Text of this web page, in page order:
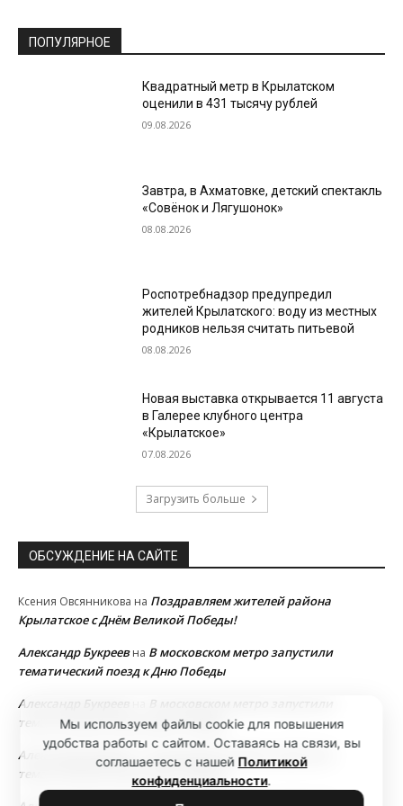
ПОПУЛЯРНОЕ
Квадратный метр в Крылатском
оценили в 431 тысячу рублей
09.08.2026
Завтра, в Ахматовке, детский спектакль
«Совёнок и Лягушонок»
08.08.2026
Роспотребнадзор предупредил
жителей Крылатского: воду из местных
родников нельзя считать питьевой
08.08.2026
Новая выставка открывается 11 августа
в Галерее клубного центра
«Крылатское»
07.08.2026
Загрузить больше
ОБСУЖДЕНИЕ НА САЙТЕ
Ксения Овсянникова на Поздравляем жителей района
Крылатское с Днём Великой Победы!
Александр Букреевна В московском метро запустили
тематический поезд к Дню Победы
Александр Букреев
В московском метро запустили
тематический поезд к Дню Победы
Александр Букреев
В московском метро запустили
тематический поезд к Дню Победы
Мы используем файлы cookie для повышения
удобства работы с сайтом. Оставаясь на связи, вы
соглашаетесь с нашей Политикой
конфиденциальности.